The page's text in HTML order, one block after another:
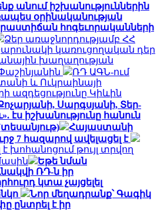
անում իշխանություններին
օրինականության
հոգեւորականների
Ձեր առաջնորդությամբ ՀՀ
կառուցողական դեր
խաղաղության
ՌԴ ԱԳՆ-ում
և Ուկրաինայի
ազդեցությունը Կիևին
Սարգսյանի, Տեր-
էս իշխանությունը հանուն
Հայաստանի
7 հազարով ավելացել է
խոհանոցում թույլ տրվող
Եթե նման
ՌԴ-ն իր
կտա չայցելել
Նոր մեղադրանք՝ Գագիկ
ընտրել է իր